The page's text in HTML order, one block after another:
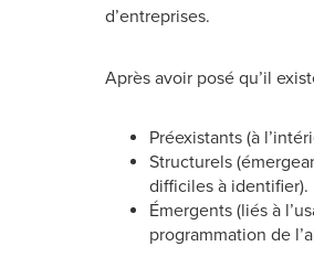
d’entreprises.
Après avoir posé qu’il
Préexistants (à
Structurels
difficiles à identifier).
Émergents (liés à
programmation de